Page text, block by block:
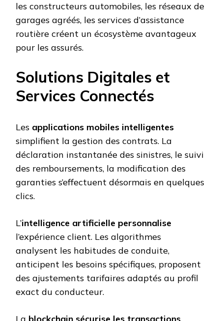
les constructeurs automobiles, les réseaux de
garages agréés, les services d’assistance
routière créent un écosystème avantageux
pour les assurés.
Solutions Digitales et
Services Connectés
Les applications mobiles intelligentes
simplifient la gestion des contrats. La
déclaration instantanée des sinistres, le suivi
des remboursements, la modification des
garanties s’effectuent désormais en quelques
clics.
L’intelligence artificielle personnalise
l’expérience client. Les algorithmes
analysent les habitudes de conduite,
anticipent les besoins spécifiques, proposent
des ajustements tarifaires adaptés au profil
exact du conducteur.